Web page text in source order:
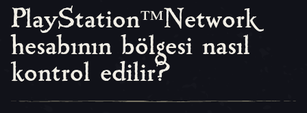
PlayStation™Network
hesabının bölgesi nasıl
kontrol edilir?